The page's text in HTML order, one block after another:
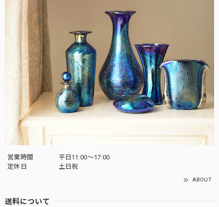
営業時間
平日11:00～17:00
定休日
土日祝
ABOUT
送料について